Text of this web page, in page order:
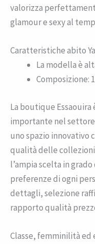
valorizza
glamour e sexy al
Caratteristiche abito
La modella è
Composizione:
La boutique
importante nel
uno spazio innovativo
qualità delle
l’ampia scelta in
preferenze di ogni
dettagli, selezione
rapporto qualità
Classe, femminilità ed